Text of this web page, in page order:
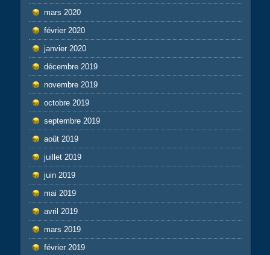
mars 2020
février 2020
janvier 2020
décembre 2019
novembre 2019
octobre 2019
septembre 2019
août 2019
juillet 2019
juin 2019
mai 2019
avril 2019
mars 2019
février 2019